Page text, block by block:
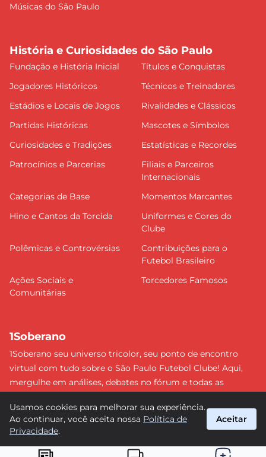
Músicas do São Paulo
História e Curiosidades do São Paulo
Fundação e História Inicial
Títulos e Conquistas
Jogadores Históricos
Técnicos e Treinadores
Estádios e Locais de Jogos
Rivalidades e Clássicos
Partidas Históricas
Mascotes e Símbolos
Curiosidades e Tradições
Estatísticas e Recordes
Patrocínios e Parcerias
Filiais e Parceiros
Internacionais
Categorias de Base
Momentos Marcantes
Hino e Cantos da Torcida
Uniformes e Cores do
Clube
Polêmicas e Controvérsias
Contribuições para o
Futebol Brasileiro
Ações Sociais e
Comunitárias
Torcedores Famosos
1Soberano
1Soberano seu universo tricolor, seu ponto de encontro
virtual com tudo sobre o São Paulo Futebol Clube! Aqui,
mergulhe em análises, debates no fórum e todas as
detalhe e faça parte dessa comunidade apaixonada pelo
tricolor paulista. #SPFC #SãoPaulo #1Soberano
Usamos cookies para melhorar sua experiência.
Ao continuar, você aceita nossa Política de
Privacidade.
Aceitar